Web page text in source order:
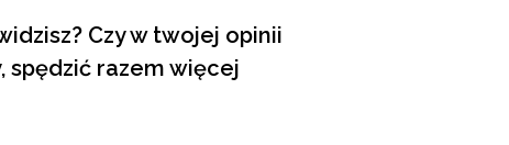
Czy w twojej opinii
spędzić razem więcej